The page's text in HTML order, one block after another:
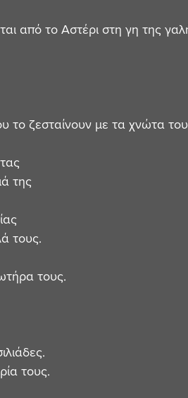
από το Αστέρι στη γη της
το ζεσταίνουν με τα χνώτα
της
τους.
τους.
τους.